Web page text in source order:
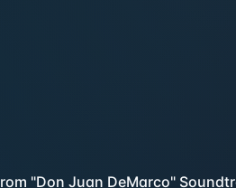
"Don Juan DeMarco"